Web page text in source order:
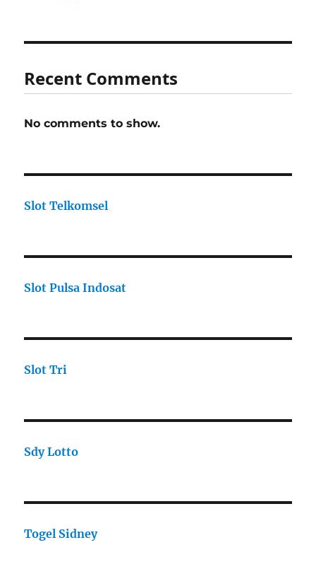
Recent Comments
No comments to show.
Slot Telkomsel
Slot Pulsa Indosat
Slot Tri
Sdy Lotto
Togel Sidney